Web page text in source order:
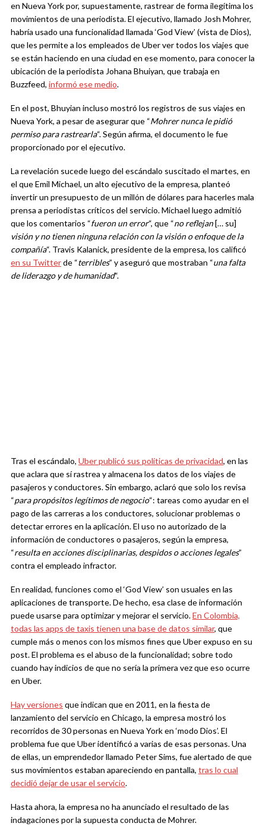
en Nueva York por, supuestamente, rastrear de forma ilegítima los
movimientos de una periodista. El ejecutivo, llamado Josh Mohrer,
habría usado una funcionalidad llamada ‘God View’ (vista de Dios),
que les permite a los empleados de Uber ver todos los viajes que
se están haciendo en una ciudad en ese momento, para conocer la
ubicación de la periodista Johana Bhuiyan, que trabaja en
Buzzfeed, informó ese medio.
En el post, Bhuyian incluso mostró los registros de sus viajes en
Nueva York, a pesar de asegurar que “Mohrer nunca le pidió
permiso para rastrearla“. Según afirma, el documento le fue
proporcionado por el ejecutivo.
La revelación sucede luego del escándalo suscitado el martes, en
el que Emil Michael, un alto ejecutivo de la empresa, planteó
invertir un presupuesto de un millón de dólares para hacerles mala
prensa a periodistas críticos del servicio. Michael luego admitió
que los comentarios “fueron un error“, que “no reflejan[… su]
visión y no tienen ninguna relación con la visión o enfoque de la
compañía“. Travis Kalanick, presidente de la empresa, los calificó
en su Twitterde “terribles” y aseguró que mostraban “una falta
de liderazgo y de humanidad“.
Tras el escándalo, Uber publicó sus políticas de privacidad, en las
que aclara que sí rastrea y almacena los datos de los viajes de
pasajeros y conductores. Sin embargo, aclaró que solo los revisa
“para propósitos legítimos de negocio“: tareas como ayudar en el
pago de las carreras a los conductores, solucionar problemas o
detectar errores en la aplicación. El uso no autorizado de la
información de conductores o pasajeros, según la empresa,
“resulta en acciones disciplinarias, despidos o acciones legales”
contra el empleado infractor.
En realidad, funciones como el ‘God View’ son usuales en las
aplicaciones de transporte. De hecho, esa clase de información
puede usarse para optimizar y mejorar el servicio.En Colombia,
todas las apps de taxis tienen una base de datos similar, que
cumple más o menos con los mismos fines que Uber expuso en su
post. El problema es el abuso de la funcionalidad; sobre todo
cuando hay indicios de que no sería la primera vez que eso ocurre
en Uber.
Hay versiones que indican que en 2011, en la fiesta de
lanzamiento del servicio en Chicago, la empresa mostró los
recorridos de 30 personas en Nueva York en ‘modo Dios’. El
problema fue que Uber identificó a varias de esas personas. Una
de ellas, un emprendedor llamado Peter Sims, fue alertado de que
sus movimientos estaban apareciendo en pantalla, tras lo cual
decidió dejar de usar el servicio.
Hasta ahora, la empresa no ha anunciado el resultado de las
indagaciones por la supuesta conducta de Mohrer.